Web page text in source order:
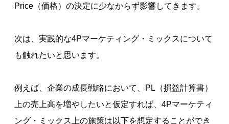
Price（価格）の決定に少なからず影響してきます。
次は、実践的な4Pマーケティング・ミックスについて
も触れたいと思います。
例えば、企業の成長戦略において、PL（損益計算書）
上の売上高を増やしたいと仮定すれば、4Pマーケティ
ング・ミックス上の施策は以下を想定することができ